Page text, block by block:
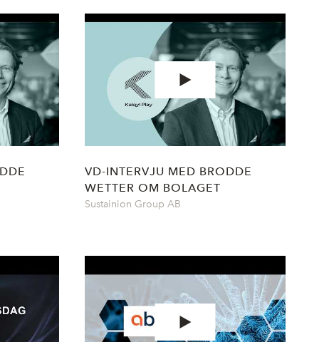
VD-INTERVJU MED BRODDE
WETTER OM BOLAGET
Sustainion Group AB